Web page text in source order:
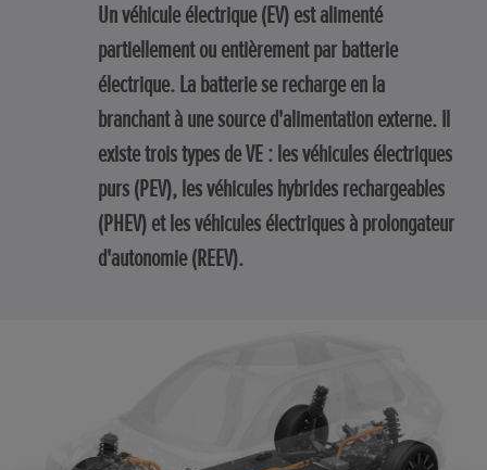
Un véhicule électrique (EV) est alimenté
partiellement ou entièrement par batterie
électrique. La batterie se recharge en la
branchant à une source d'alimentation externe. Il
existe trois types de VE : les véhicules électriques
purs (PEV), les véhicules hybrides rechargeables
(PHEV) et les véhicules électriques à prolongateur
d'autonomie (REEV).